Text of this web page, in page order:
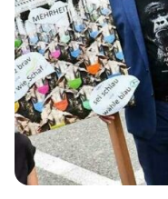
Schlagwörter:
Dietmar Felix